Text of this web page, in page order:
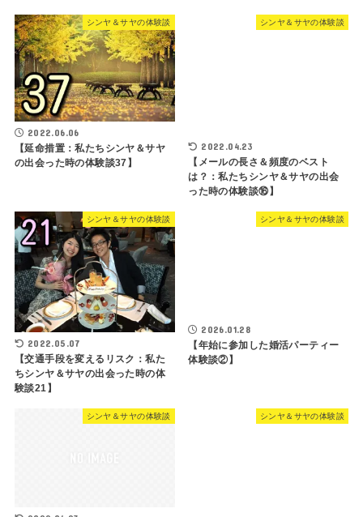
シンヤ＆サヤの体験談
2022.06.06
【延命措置：私たちシンヤ＆サヤ
の出会った時の体験談37】
シンヤ＆サヤの体験談
2022.04.23
【メールの長さ＆頻度のベスト
は？：私たちシンヤ＆サヤの出会
った時の体験談⑯】
シンヤ＆サヤの体験談
2022.05.07
【交通手段を変えるリスク：私た
ちシンヤ＆サヤの出会った時の体
験談21】
シンヤ＆サヤの体験談
2026.01.28
【年始に参加した婚活パーティー
体験談②】
シンヤ＆サヤの体験談 シンヤ＆サヤの体験談